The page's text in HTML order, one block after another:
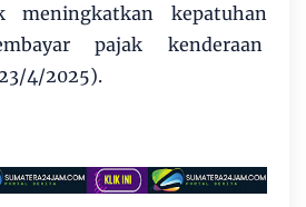
meningkatkan kepatuhan
pajak kenderaan
4/2025).